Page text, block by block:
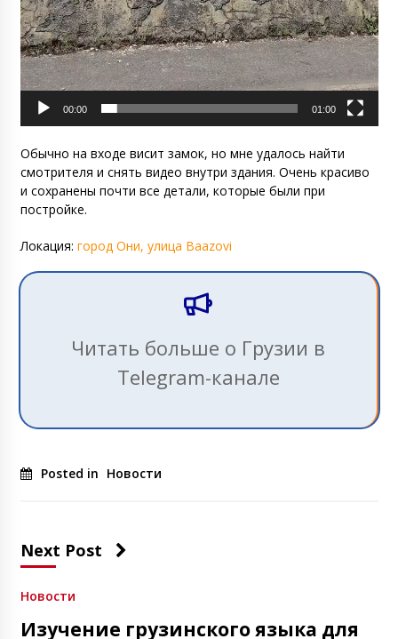
00:00 01:00
Обычно на входе висит замок, но мне удалось найти
смотрителя и снять видео внутри здания. Очень красиво
и сохранены почти все детали, которые были при
постройке.
Локация: город Они, улица Baazovi
Читать больше о Грузии в
Telegram-канале
Posted in Новости
Next Post
Новости
Изучение грузинского языка для